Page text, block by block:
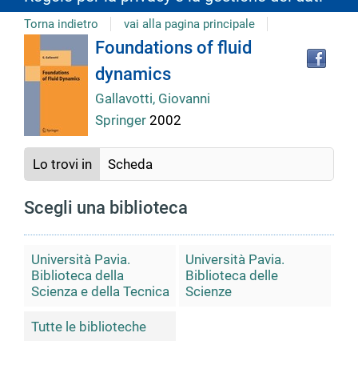
Torna indietro vai alla pagina principale
Dettaglio
documento
Foundations of fluid
dynamics
Gallavotti, Giovanni
Springer 2002
Lo trovi in Scheda
Scegli una biblioteca
Università Pavia.
Biblioteca della
Scienza e della Tecnica
Università Pavia.
Biblioteca delle
Scienze
Tutte le biblioteche